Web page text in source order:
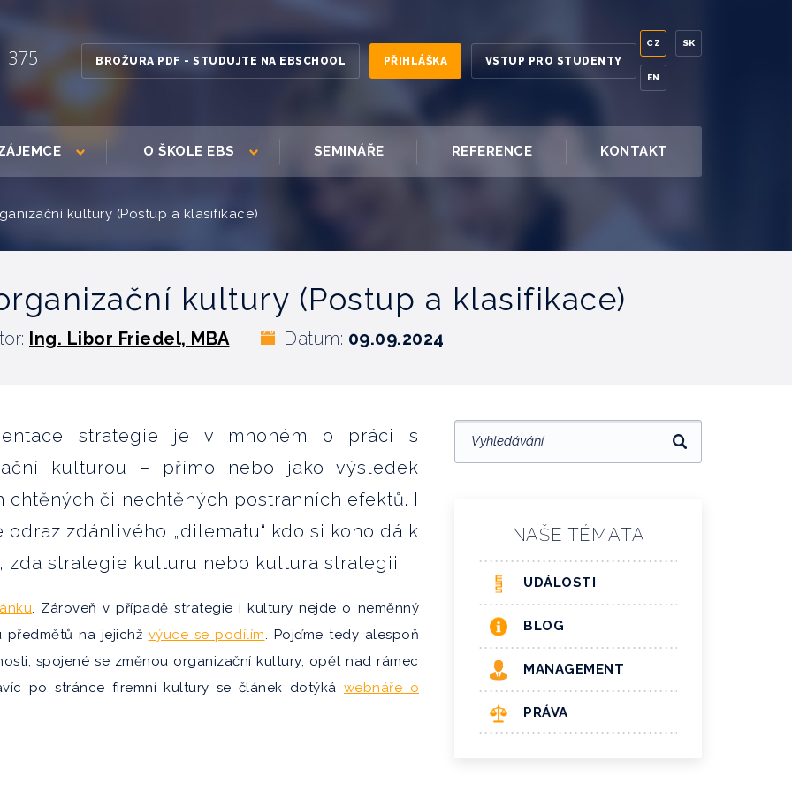
375 BROŽURA PDF - STUDUJTE NA EBSCHOOL PŘIHLÁŠKA VSTUP PRO STUDENTY
CZ
EN
SK
O ŠKOLE EBS SEMINÁŘE REFERENCE KONTAKT
kultury (Postup a klasifikace)
kultury (Postup a klasifikace)
Ing. Libor Friedel, MBA Datum: 09.09.2024
strategie je v mnohém o práci s
kulturou – přímo nebo jako výsledek
chtěných či nechtěných postranních efektů. I
odraz zdánlivého „dilematu“ kdo si koho dá k
zda strategie kulturu nebo kultura strategii.
. Zároveň v případě strategie i kultury nejde o neměnný
na jejichž výuce se podílím. Pojďme tedy alespoň
spojené se změnou organizační kultury, opět nad rámec
po stránce firemní kultury se článek dotýká webnáře o
NAŠE TÉMATA
UDÁLOSTI
BLOG
MANAGEMENT
PRÁVA